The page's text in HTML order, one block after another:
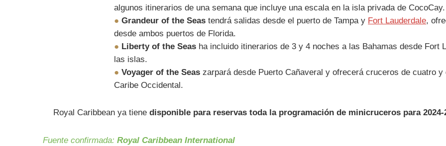
algunos itinerarios de una semana que incluye una escala en la isla privada de CocoCay.
●Grandeur of the Seas tendrá salidas desde el puerto de Tampa y Fort Lauderdale,
desde ambos puertos de Florida.
● Liberty of the Seas ha incluido itinerarios de 3 y 4 noches a las Bahamas desde Fort
las islas.
●Voyager of the Seas zarpará desde Puerto Cañaveral y ofrecerá cruceros de cuatro
Caribe Occidental.
Royal Caribbean ya tiene disponible para reservas toda la programación de minicruceros para 2024-
Fuente confirmada: Royal Caribbean International